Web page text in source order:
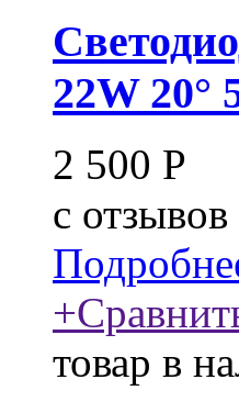
22W 20°
2 500 Р
c отзывов
+
товар в